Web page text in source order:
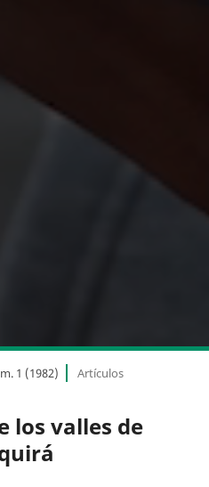
1 (1982) Artículos
los valles de